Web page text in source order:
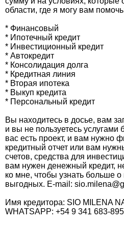
области, где я могу вам
* Финансовый
* Ипотечный кредит
* Инвестиционный кредит
* Автокредит
* Консолидация долга
* Кредитная линия
* Вторая ипотека
* Выкуп кредита
* Персональный кредит
Вы находитесь в досье, вам
и вы не пользуетесь услугами
вас есть проект, и вам нужно
кредитный отчет или вам
счетов, средства для
вам нужен денежный кредит,
ко мне, чтобы узнать больше
выгодных. E-mail:
Имя кредитора: SIO MILENA
WHATSAPP: +54 9 341 683-